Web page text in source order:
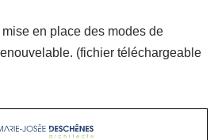
en place des modes de
(fichier téléchargeable